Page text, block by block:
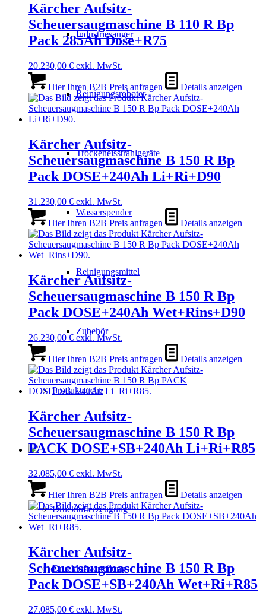
Industriesauger
Reinigungsroboter
Trockeneisstrahlgeräte
Wasserspender
Reinigungsmittel
Zubehör
Produktsuche
Drucklufterzeugung
Druckluftverteilung
Kärcher Aufsitz-
Scheuersaugmaschine B 110 R Bp
Pack 285Ah Dose+R75
20.230,00 € exkl. MwSt.
Hier Ihren B2B Preis anfragen Details anzeigen
Kärcher Aufsitz-
Scheuersaugmaschine B 150 R Bp
Pack DOSE+240Ah Li+Ri+D90
31.230,00 € exkl. MwSt.
Hier Ihren B2B Preis anfragen Details anzeigen
Kärcher Aufsitz-
Scheuersaugmaschine B 150 R Bp
Pack DOSE+240Ah Wet+Rins+D90
26.230,00 € exkl. MwSt.
Hier Ihren B2B Preis anfragen Details anzeigen
Kärcher Aufsitz-
Scheuersaugmaschine B 150 R Bp
PACK DOSE+SB+240Ah Li+Ri+R85
32.085,00 € exkl. MwSt.
Hier Ihren B2B Preis anfragen Details anzeigen
Kärcher Aufsitz-
Scheuersaugmaschine B 150 R Bp
Pack DOSE+SB+240Ah Wet+Ri+R85
27.085,00 € exkl. MwSt.